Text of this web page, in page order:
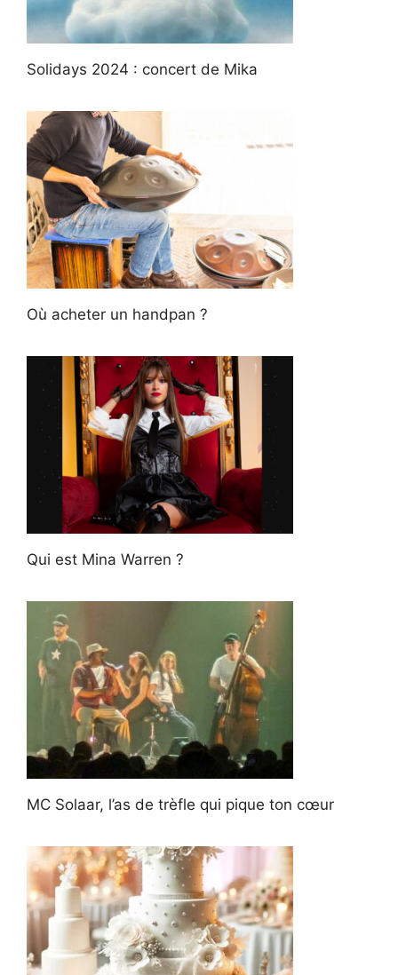
Solidays 2024 : concert de Mika
Où acheter un handpan ?
Qui est Mina Warren ?
MC Solaar, l’as de trèfle qui pique ton cœur